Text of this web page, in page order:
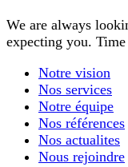
We are always
expecting you.
Notre vision
Nos services
Notre équipe
Nos références
Nos actualites
Nous rejoindre